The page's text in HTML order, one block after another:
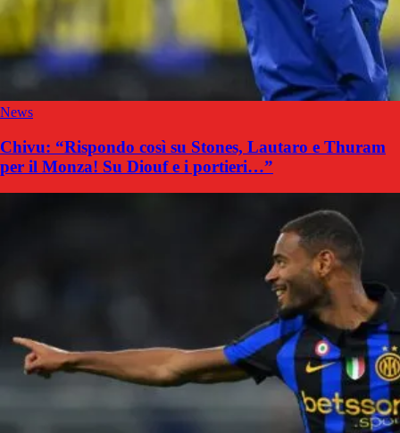
News
Chivu: “Rispondo così su Stones, Lautaro e Thuram
per il Monza! Su Diouf e i portieri…”